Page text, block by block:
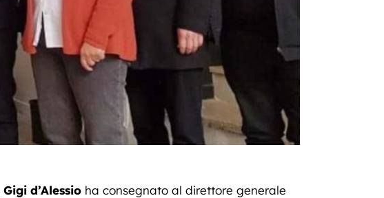
Gigi d’Alessio ha consegnato al direttore generale